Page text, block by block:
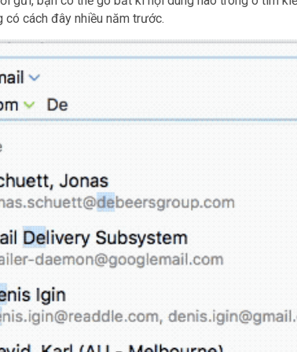
có cách đây nhiều năm trước.